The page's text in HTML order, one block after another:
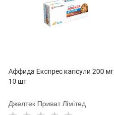
Аффида Експрес капсули 200 мг
10 шт
Джелтек Приват Лімітед